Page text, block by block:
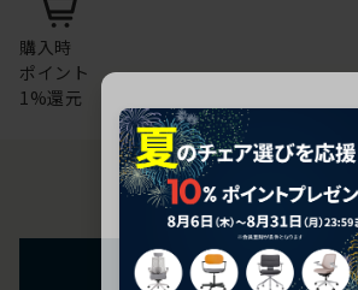
購入時
ポイント
1%還元
お問い合わせ
フォームからのお問い